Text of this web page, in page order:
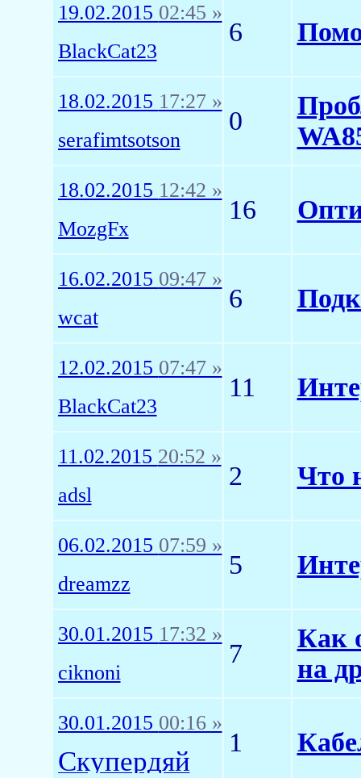
19.02.2015 02:45 »
BlackCat23
6
18.02.2015 17:27 »
serafimtsotson
0
18.02.2015 12:42 »
MozgFx
16
16.02.2015 09:47 »
wcat
6
12.02.2015 07:47 »
BlackCat23
11
11.02.2015 20:52 »
adsl
2 Что
06.02.2015 07:59 »
dreamzz
5
30.01.2015 17:32 »
ciknoni
7
Как
на
30.01.2015 00:16 »
Скупердяй
1